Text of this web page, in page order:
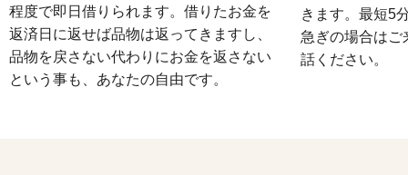
程度で即日借りられます。借りたお金を
返済日に返せば品物は返ってきますし、
品物を戻さない代わりにお金を返さない
という事も、あなたの自由です。
きます。最短5
急ぎの場合はご
話ください。